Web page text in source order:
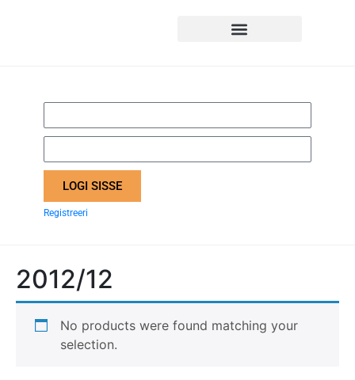
LOGI SISSE
Registreeri
2012/12
No products were found matching your
selection.